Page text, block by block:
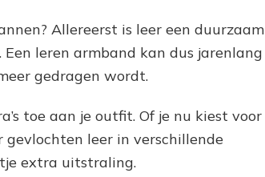
Allereerst is leer een duurzaam
leren armband kan dus jarenlang
gedragen wordt.
toe aan je outfit. Of je nu kiest voor
leer in verschillende
extra uitstraling.